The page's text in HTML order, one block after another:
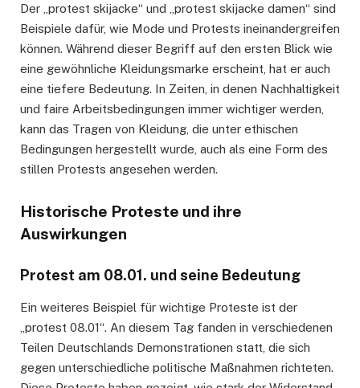
Der „protest skijacke“ und „protest skijacke damen“ sind
Beispiele dafür, wie Mode und Protests ineinandergreifen
können. Während dieser Begriff auf den ersten Blick wie
eine gewöhnliche Kleidungsmarke erscheint, hat er auch
eine tiefere Bedeutung. In Zeiten, in denen Nachhaltigkeit
und faire Arbeitsbedingungen immer wichtiger werden,
kann das Tragen von Kleidung, die unter ethischen
Bedingungen hergestellt wurde, auch als eine Form des
stillen Protests angesehen werden.
Historische Proteste und ihre
Auswirkungen
Protest am 08.01. und seine Bedeutung
Ein weiteres Beispiel für wichtige Proteste ist der
„protest 08.01“. An diesem Tag fanden in verschiedenen
Teilen Deutschlands Demonstrationen statt, die sich
gegen unterschiedliche politische Maßnahmen richteten.